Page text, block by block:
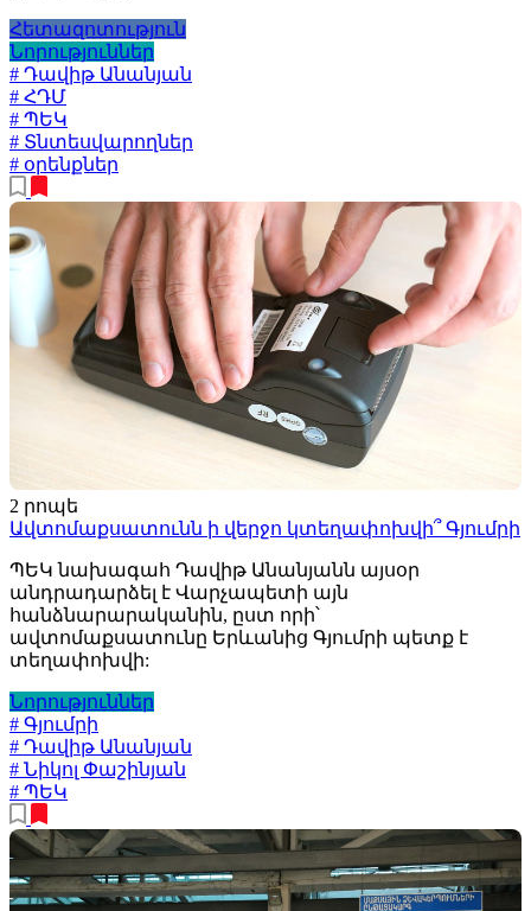
Հետազոտություն
Նորություններ
# Դավիթ Անանյան
# ՀԴՄ
# ՊԵԿ
# Տնտեսվարողներ
# օրենքներ
2 րոպե
Ավտոմաքսատունն ի վերջո կտեղափոխվի՞ Գյումրի
ՊԵԿ նախագահ Դավիթ Անանյանն այսօր
անդրադարձել է Վարչապետի այն
հանձնարարականին, ըստ որի՝
ավտոմաքսատունը Երևանից Գյումրի պետք է
տեղափոխվի:
Նորություններ
# Գյումրի
# Դավիթ Անանյան
# Նիկոլ Փաշինյան
# ՊԵԿ